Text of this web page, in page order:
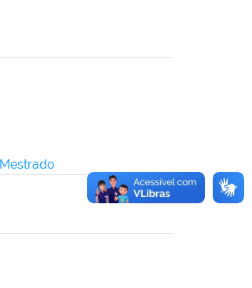
Mestrado